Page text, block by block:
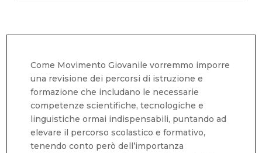
Come Movimento Giovanile vorremmo imporre
una revisione dei percorsi di istruzione e
formazione che includano le necessarie
competenze scientifiche, tecnologiche e
linguistiche ormai indispensabili, puntando ad
elevare il percorso scolastico e formativo,
tenendo conto però dell’importanza